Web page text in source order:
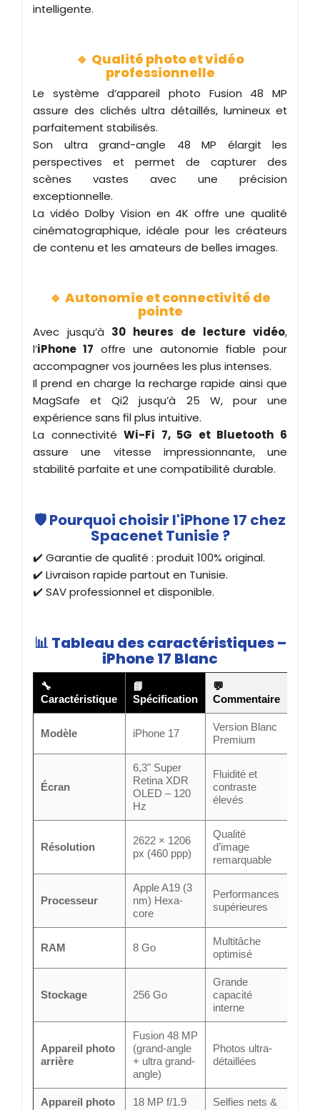
intelligente.
🔹 Qualité photo et vidéo
professionnelle
Le système d’appareil photo Fusion 48 MP
assure des clichés ultra détaillés, lumineux et
parfaitement stabilisés.
Son ultra grand-angle 48 MP élargit les
perspectives et permet de capturer des
scènes vastes avec une précision
exceptionnelle.
La vidéo Dolby Vision en 4K offre une qualité
cinématographique, idéale pour les créateurs
de contenu et les amateurs de belles images.
🔹 Autonomie et connectivité de
pointe
Avec jusqu’à 30 heures de lecture vidéo,
l’iPhone 17 offre une autonomie fiable pour
accompagner vos journées les plus intenses.
Il prend en charge la recharge rapide ainsi que
MagSafe et Qi2 jusqu’à 25 W, pour une
expérience sans fil plus intuitive.
La connectivitéWi-Fi 7, 5G et Bluetooth 6
assure une vitesse impressionnante, une
stabilité parfaite et une compatibilité durable.
🛡️ Pourquoi choisir l'iPhone 17 chez
Spacenet Tunisie ?
✔️ Garantie de qualité : produit 100% original.
✔️ Livraison rapide partout en Tunisie.
✔️ SAV professionnel et disponible.
📊Tableau des caractéristiques –
iPhone 17 Blanc
🔧
Caractéristique
📘
Spécification
💬
Commentaire
Modèle iPhone 17
Version Blanc
Premium
Écran
6,3" Super
Retina XDR
OLED – 120
Hz
Fluidité et
contraste
élevés
Résolution
2622 × 1206
px (460 ppp)
Qualité
d’image
remarquable
Processeur
Apple A19 (3
nm) Hexa-
core
Performances
supérieures
RAM 8 Go
Multitâche
optimisé
Stockage 256 Go
Grande
capacité
interne
Appareil photo
arrière
Fusion 48 MP
(grand-angle
+ ultra grand-
angle)
Photos ultra-
détaillées
Appareil photo
18 MP f/1.9
Selfies nets &